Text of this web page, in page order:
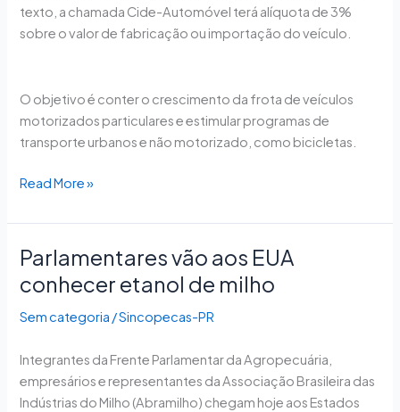
texto, a chamada Cide-Automóvel terá alíquota de 3%
sobre o valor de fabricação ou importação do veículo.
O objetivo é conter o crescimento da frota de veículos
motorizados particulares e estimular programas de
transporte urbanos e não motorizado, como bicicletas.
carros
Read More »
Parlamentares vão aos EUA
conhecer etanol de milho
Sem categoria /Sincopecas-PR
Integrantes da Frente Parlamentar da Agropecuária,
empresários e representantes da Associação Brasileira das
Indústrias do Milho (Abramilho) chegam hoje aos Estados
Parlamentares
aos
EUA
etanol
de
milho